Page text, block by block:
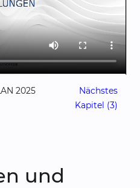
2025
Nächstes
Kapitel (3)
und